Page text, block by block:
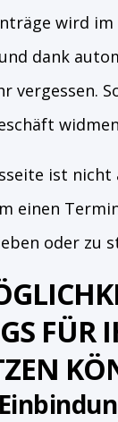
wird
dank
vergessen.
ist
einen
oder zu
FÜR